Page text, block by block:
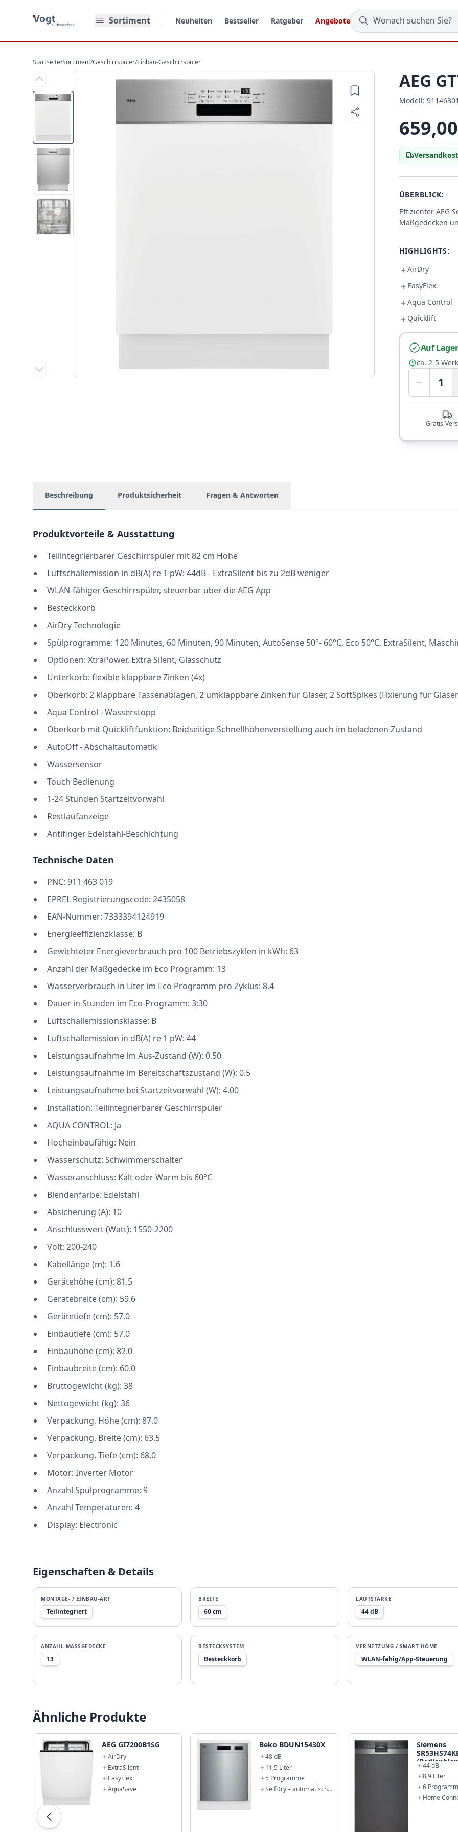
Sortiment
Neuheiten Bestseller Ratgeber Angebote
Startseite/Sortiment/Geschirrspüler/Einbau-Geschirrspüler
AEG
Modell:
Modell:
659,00
ÜBERBLICK:
Effizienter AEG
Maßgedecken
HIGHLIGHTS:
AirDry
EasyFlex
Aqua Control
Quicklift
Auf Lager
ca. 2-5
1
Gratis-
Beschreibung Produktsicherheit Fragen & Antworten
Produktvorteile & Ausstattung
Teilintegrierbarer Geschirrspüler mit 82 cm Höhe
Luftschallemission in dB(A) re 1 pW: 44dB - ExtraSilent bis zu 2dB weniger
WLAN-fähiger Geschirrspüler, steuerbar über die AEG App
Besteckkorb
AirDry Technologie
Spülprogramme: 120 Minutes, 60 Minuten, 90 Minuten, AutoSense 50°- 60°C, Eco 50°C, ExtraSilent,
Optionen: XtraPower, Extra Silent, Glasschutz
Unterkorb: flexible klappbare Zinken (4x)
Oberkorb: 2 klappbare Tassenablagen, 2 umklappbare Zinken für Gläser, 2 SoftSpikes (Fixierung für
Aqua Control - Wasserstopp
Oberkorb mit Quickliftfunktion: Beidseitige Schnellhöhenverstellung auch im beladenen Zustand
AutoOff - Abschaltautomatik
Wassersensor
Touch Bedienung
1-24 Stunden Startzeitvorwahl
Restlaufanzeige
Antifinger Edelstahl-Beschichtung
Technische Daten
PNC: 911 463 019
EPREL Registrierungscode: 2435058
EAN-Nummer: 7333394124919
Energieeffizienzklasse: B
Gewichteter Energieverbrauch pro 100 Betriebszyklen in kWh: 63
Anzahl der Maßgedecke im Eco Programm: 13
Wasserverbrauch in Liter im Eco Programm pro Zyklus: 8.4
Dauer in Stunden im Eco-Programm: 3:30
Luftschallemissionsklasse: B
Luftschallemission in dB(A) re 1 pW: 44
Leistungsaufnahme im Aus-Zustand (W): 0.50
Leistungsaufnahme im Bereitschaftszustand (W): 0.5
Leistungsaufnahme bei Startzeitvorwahl (W): 4.00
Installation: Teilintegrierbarer Geschirrspüler
AQUA CONTROL: Ja
Hocheinbaufähig: Nein
Wasserschutz: Schwimmerschalter
Wasseranschluss: Kalt oder Warm bis 60°C
Blendenfarbe: Edelstahl
Absicherung (A): 10
Anschlusswert (Watt): 1550-2200
Volt: 200-240
Kabellänge (m): 1.6
Gerätehöhe (cm): 81.5
Gerätebreite (cm): 59.6
Gerätetiefe (cm): 57.0
Einbautiefe (cm): 57.0
Einbauhöhe (cm): 82.0
Einbaubreite (cm): 60.0
Bruttogewicht (kg): 38
Nettogewicht (kg): 36
Verpackung, Höhe (cm): 87.0
Verpackung, Breite (cm): 63.5
Verpackung, Tiefe (cm): 68.0
Motor: Inverter Motor
Anzahl Spülprogramme: 9
Anzahl Temperaturen: 4
Display: Electronic
Eigenschaften & Details
MONTAGE- / EINBAU-ART
Teilintegriert
BREITE
60 cm
LAUTSTÄRKE
44 dB
ANZAHL MASSGEDECKE
13
BESTECKSYSTEM
Besteckkorb
VERNETZUNG / SMART HOME
WLAN-fähig/App-Steuerung
Ähnliche Produkte
AEG GI7200B1SG
AirDry
ExtraSilent
EasyFlex
AquaSave
Beko BDUN15430X
48 dB
11,5 Liter
5 Programme
SelfDry – automatische
Siemens
Edelstahl)
44 dB
8,9 Liter
6
Home